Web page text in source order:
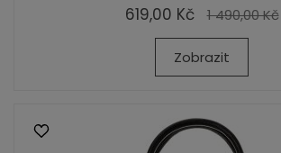
619,00 Kč
1 490,00 Kč
Zobrazit